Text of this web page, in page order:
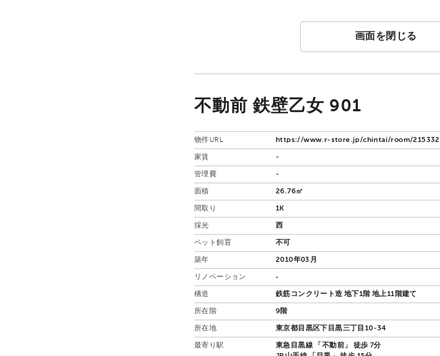
画面を閉じる
不動前 鉄壁乙女 901
物件URL https://www.r-store.jp/chintai/room/215332
家賃 -
管理費 -
面積 26.76㎡
間取り 1K
採光 西
ペット飼育 不可
築年 2010年03月
リノベーション ‐
構造 鉄筋コンクリート造 地下1階 地上11階建て
所在階 9階
所在地 東京都目黒区下目黒三丁目10-34
最寄り駅
東急目黒線 「不動前」 徒歩 7分